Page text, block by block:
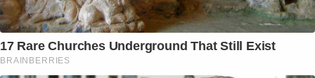
17 Rare Churches Underground That Still Exist
BRAINBERRIES